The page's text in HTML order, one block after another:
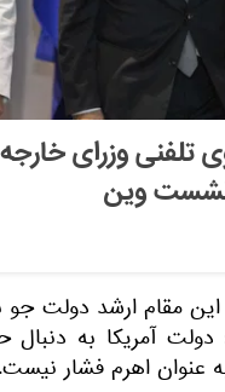
وزرای خارجه
نشست وین
این مقام‌ ارشد دولت
آمریکا به
عنوان اهرم فشار نیست.